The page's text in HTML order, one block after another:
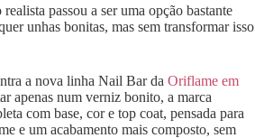
passou a ser uma opção bastante
unhas bonitas, mas sem transformar isso
a nova linha Nail Bar da Oriflame em
apenas num verniz bonito, a marca
com base, cor e top coat, pensada para
e um acabamento mais composto, sem